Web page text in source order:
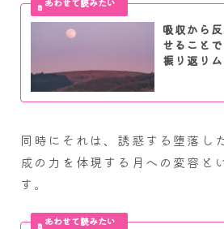
吸収から
せること
振り返り
同時にそれは、誘惑する堕落し
成の力を体現する月への変容と
す。